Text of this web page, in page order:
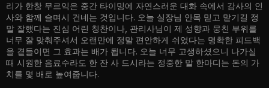
리가 한창 무르익은 중간 타이밍에 자연스러운 대화 속에서 감사의 인
사와 함께 슬며시 건네는 것입니다. 오늘 실장님 안목 믿고 맡기길 정
말 잘했다는 진심 어린 칭찬이나, 관리사님이 제 성향과 뭉친 부위를
너무 잘 맞춰주셔서 오랜만에 정말 편안하게 쉬었다는 명확한 피드백
을 곁들이면 그 효과는 배가 됩니다. 오늘 너무 고생하셨으니 나가실
때 시원한 음료수라도 한 잔 사 드시라는 정중한 말 한마디는 돈의 가
치를 몇 배로 높여줍니다.